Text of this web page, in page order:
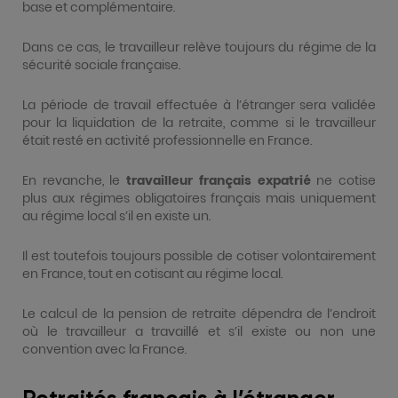
base et complémentaire.
Dans ce cas, le travailleur relève toujours du régime de la
sécurité sociale française.
La période de travail effectuée à l’étranger sera validée
pour la liquidation de la retraite, comme si le travailleur
était resté en activité professionnelle en France.
En revanche, letravailleur français expatriéne cotise
plus aux régimes obligatoires français mais uniquement
au régime local s’il en existe un.
Il est toutefois toujours possible de cotiser volontairement
en France, tout en cotisant au régime local.
Le calcul de la pension de retraite dépendra de l’endroit
où le travailleur a travaillé et s’il existe ou non une
convention avec la France.